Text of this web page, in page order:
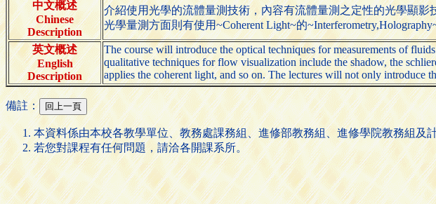
中文概述
Chinese
Description
介紹使用光學的流體量測技術，內容有流體量測之定性的光學顯影
光學量測方面則有使用~Coherent Light~的
英文概述
English
Description
The course will introduce the optical techniques for measurements of
qualitative techniques for flow visualization include the shadow, the
applies the coherent light, and so on. The lectures will not only introduce
備註：
本資料係由本校各教學單位、教務處課務組、進修部教務組、進修學院教務組及
若您對課程有任何問題，請洽各開課系所。